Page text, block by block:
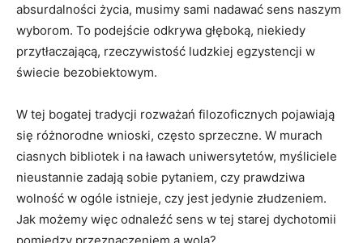
absurdalności życia, musimy sami nadawać sens naszym
wyborom. To⁢ podejście odkrywa⁤ głęboką, niekiedy
przytłaczającą, rzeczywistość ludzkiej egzystencji w
świecie bezobiektowym.
W‌ tej‍ bogatej⁤ tradycji rozważań filozoficznych pojawiają⁣
się różnorodne ‍wnioski, często sprzeczne. W‍ murach‌
ciasnych bibliotek i na ławach uniwersytetów, myśliciele ​
nieustannie zadają sobie pytaniem, czy prawdziwa
wolność w ogóle istnieje, czy jest jedynie⁣ złudzeniem.⁤
Jak możemy więc odnaleźć ⁤sens w tej ⁣starej dychotomii